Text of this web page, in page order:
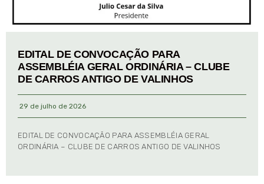
EDITAL DE CONVOCAÇÃO PARA
ASSEMBLÉIA GERAL ORDINÁRIA – CLUBE
DE CARROS ANTIGO DE VALINHOS
29 de julho de 2026
EDITAL DE CONVOCAÇÃO PARA ASSEMBLÉIA GERAL
ORDINÁRIA – CLUBE DE CARROS ANTIGO DE VALINHOS